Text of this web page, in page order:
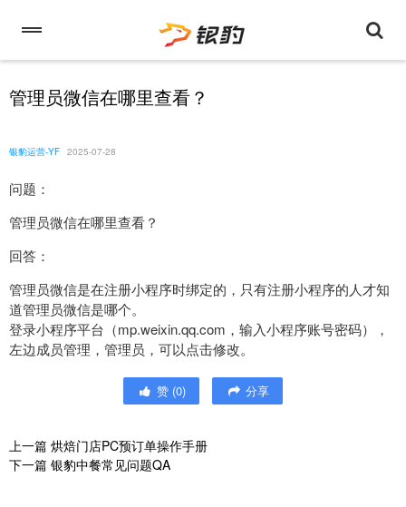
管理员微信在哪里查看？
银豹运营-YF 2025-07-28
问题：
管理员微信在哪里查看？
回答：
管理员微信是在注册小程序时绑定的，只有注册小程序的人才知
道管理员微信是哪个。
登录小程序平台（mp.weixin.qq.com，输入小程序账号密码），
左边成员管理，管理员，可以点击修改。
赞 (0) 分享
上一篇 烘焙门店PC预订单操作手册
下一篇 银豹中餐常见问题QA